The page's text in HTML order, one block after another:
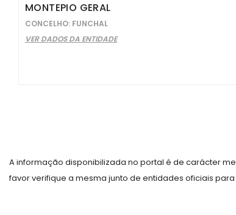
MONTEPIO GERAL
CONCELHO: FUNCHAL
VER DADOS DA ENTIDADE
A informação disponibilizada no portal é de carácter
favor verifique a mesma junto de entidades oficiais